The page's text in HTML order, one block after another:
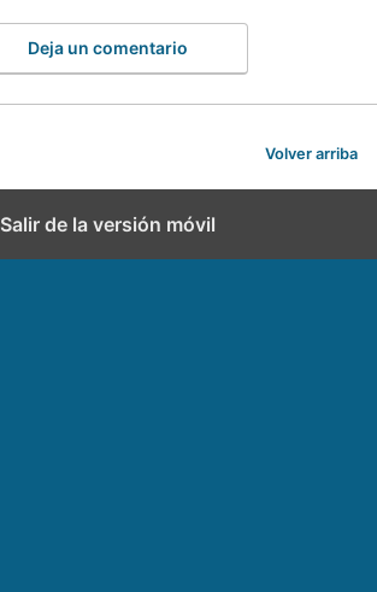
Deja un comentario
Volver arriba
Salir de la versión móvil